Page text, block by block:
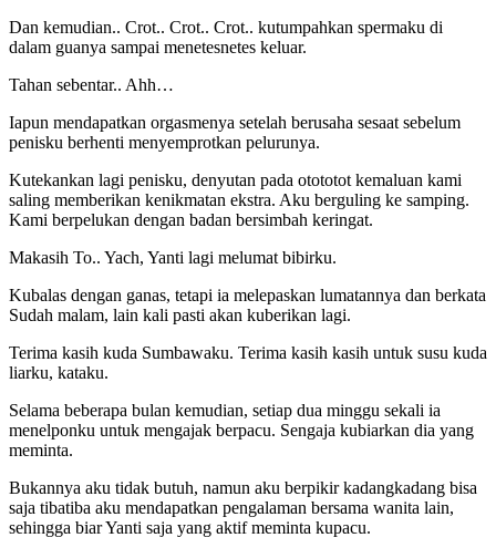
Dan kemudian.. Crot.. Crot.. Crot.. kutumpahkan spermaku di
dalam guanya sampai menetesnetes keluar.
Tahan sebentar.. Ahh…
Iapun mendapatkan orgasmenya setelah berusaha sesaat sebelum
penisku berhenti menyemprotkan pelurunya.
Kutekankan lagi penisku, denyutan pada otototot kemaluan kami
saling memberikan kenikmatan ekstra. Aku berguling ke samping.
Kami berpelukan dengan badan bersimbah keringat.
Makasih To.. Yach, Yanti lagi melumat bibirku.
Kubalas dengan ganas, tetapi ia melepaskan lumatannya dan berkata
Sudah malam, lain kali pasti akan kuberikan lagi.
Terima kasih kuda Sumbawaku. Terima kasih kasih untuk susu kuda
liarku, kataku.
Selama beberapa bulan kemudian, setiap dua minggu sekali ia
menelponku untuk mengajak berpacu. Sengaja kubiarkan dia yang
meminta.
Bukannya aku tidak butuh, namun aku berpikir kadangkadang bisa
saja tibatiba aku mendapatkan pengalaman bersama wanita lain,
sehingga biar Yanti saja yang aktif meminta kupacu.